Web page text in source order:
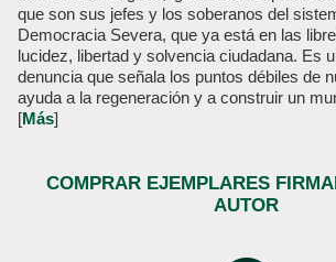
que son sus jefes y los soberanos del
Democracia Severa, que ya está en las
lucidez, libertad y solvencia ciudadana. Es
denuncia que señala los puntos débiles de
ayuda a la regeneración y a construir un
[Más]
COMPRAR EJEMPLARES
AUTOR